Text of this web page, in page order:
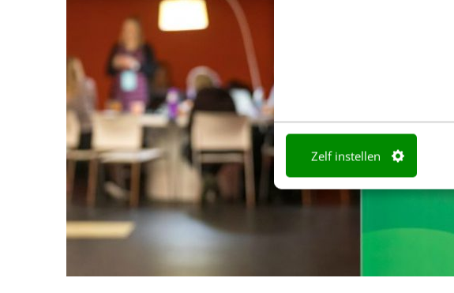
Zelf instellen